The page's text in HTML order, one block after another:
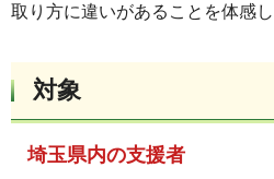
取り方に違いがあることを体感し
対象
埼玉県内の支援者